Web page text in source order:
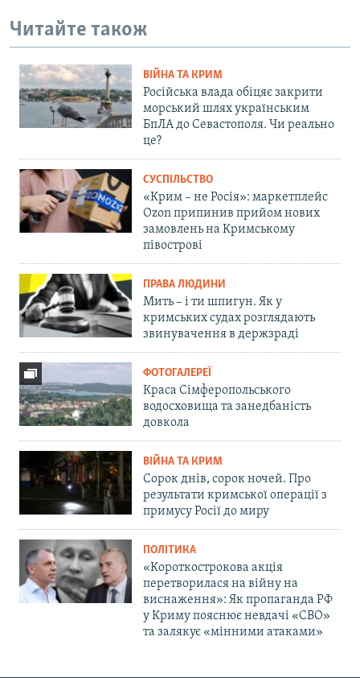
Читайте також
ВІЙНА ТА КРИМ
Російська влада обіцяє закрити
морський шлях українським
БпЛА до Севастополя. Чи реально
це?
СУСПІЛЬСТВО
«Крим – не Росія»: маркетплейс
Ozon припинив прийом нових
замовлень на Кримському
півострові
ПРАВА ЛЮДИНИ
Мить – і ти шпигун. Як у
кримських судах розглядають
звинувачення в держзраді
ФОТОГАЛЕРЕЇ
Краса Сімферопольського
водосховища та занедбаність
довкола
ВІЙНА ТА КРИМ
Сорок днів, сорок ночей. Про
результати кримської операції з
примусу Росії до миру
ПОЛІТИКА
«Короткострокова акція
перетворилася на війну на
виснаження»: Як пропаганда РФ
у Криму пояснює невдачі «СВО»
та залякує «мінними атаками»